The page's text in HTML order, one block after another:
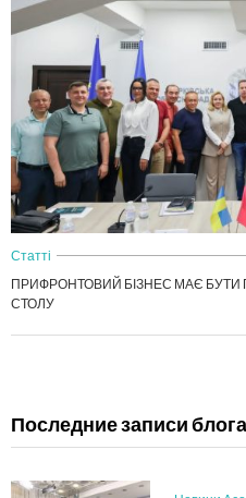
Статті
ПРИФРОНТОВИЙ БІЗНЕС МАЄ БУТИ
СТОЛУ
Последние записи блога